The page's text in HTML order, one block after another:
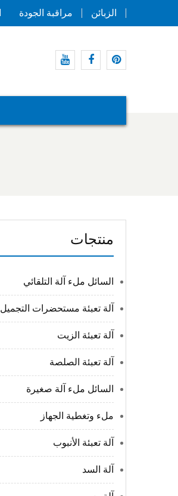
الزبائن مراقبة الجودة
الفيسبوك
منتجات
السائل ملء آلة التلقائي
آلة تعبئة مستحضرات التجميل
آلة تعبئة الزيت
آلة تعبئة الصلصة
السائل ملء آلة صغيرة
ملء وتغطية الجهاز
آلة تعبئة الأنبوب
آلة السد